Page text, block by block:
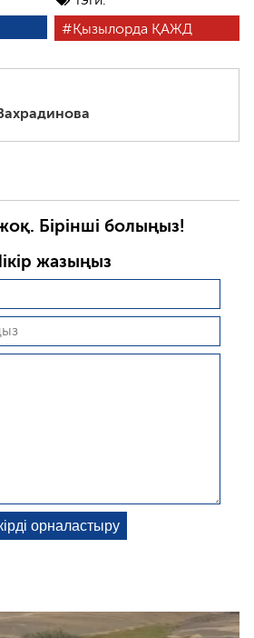
Қызылорда ҚАЖД
Бірінші болыңыз!
жазыңыз